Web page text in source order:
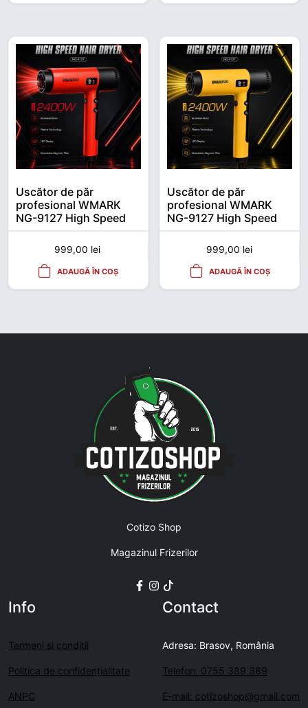
Uscător de păr
profesional WMARK
NG-9127 High Speed
2400 W – Roșu
999,00 lei
ADAUGĂ ÎN COȘ
Uscător de păr
profesional WMARK
NG-9127 High Speed
2400 W cu motor
Brushless999,00 lei
ADAUGĂ ÎN COȘ
Cotizo Shop
Magazinul Frizerilor
Info
Termeni si conditii
Politica de confidenţialitate
ANPC
Contact
Adresa: Brasov, România
Telefon: 0755 389 389
E-mail: cotizoshop@gmail.com